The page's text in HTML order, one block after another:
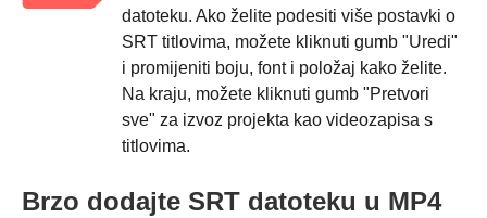
datoteku. Ako želite podesiti više postavki o
SRT titlovima, možete kliknuti gumb "Uredi"
i promijeniti boju, font i položaj kako želite.
Na kraju, možete kliknuti gumb "Pretvori
sve" za izvoz projekta kao videozapisa s
titlovima.
Brzo dodajte SRT datoteku u MP4